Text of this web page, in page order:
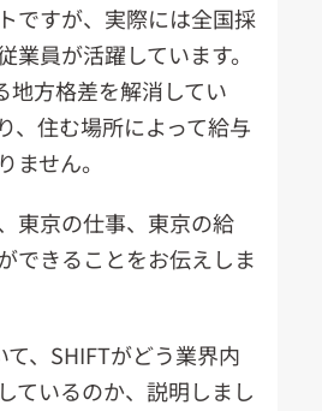
ですが、実際には全国採
業員が活躍しています。
地方格差を解消してい
、住む場所によって給与
ません。
東京の仕事、東京の給
できることをお伝えしま
、SHIFTがどう業界内
ているのか、説明しまし